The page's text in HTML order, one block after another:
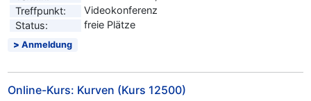
Treffpunkt:
Videokonferenz
Status:
freie Plätze
Anmeldung
Online-Kurs: Kurven (Kurs 12500)